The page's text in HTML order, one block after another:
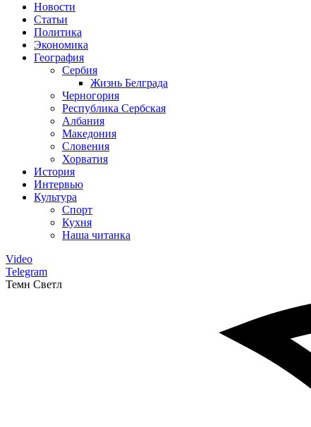
Новости
Статьи
Политика
Экономика
География
Сербия
Жизнь Белграда
Черногория
Республика Сербская
Албания
Македония
Словения
Хорватия
История
Интервью
Культура
Спорт
Кухня
Наша читанка
Video
Telegram
Темн Светл